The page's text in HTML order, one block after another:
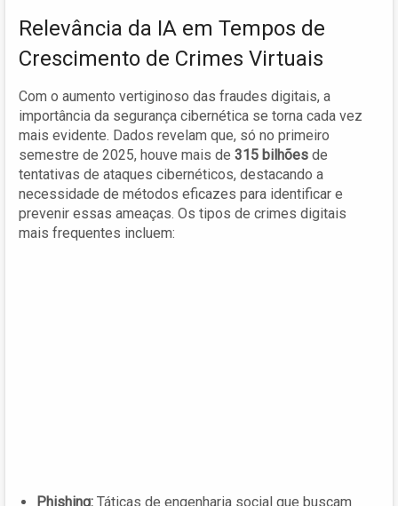
Relevância da IA em Tempos de
Crescimento de Crimes Virtuais
Com o aumento vertiginoso das fraudes digitais, a
importância da segurança cibernética se torna cada vez
mais evidente. Dados revelam que, só no primeiro
semestre de 2025, houve mais de 315 bilhões de
tentativas de ataques cibernéticos, destacando a
necessidade de métodos eficazes para identificar e
prevenir essas ameaças. Os tipos de crimes digitais
mais frequentes incluem:
Phishing: Táticas de engenharia social que buscam